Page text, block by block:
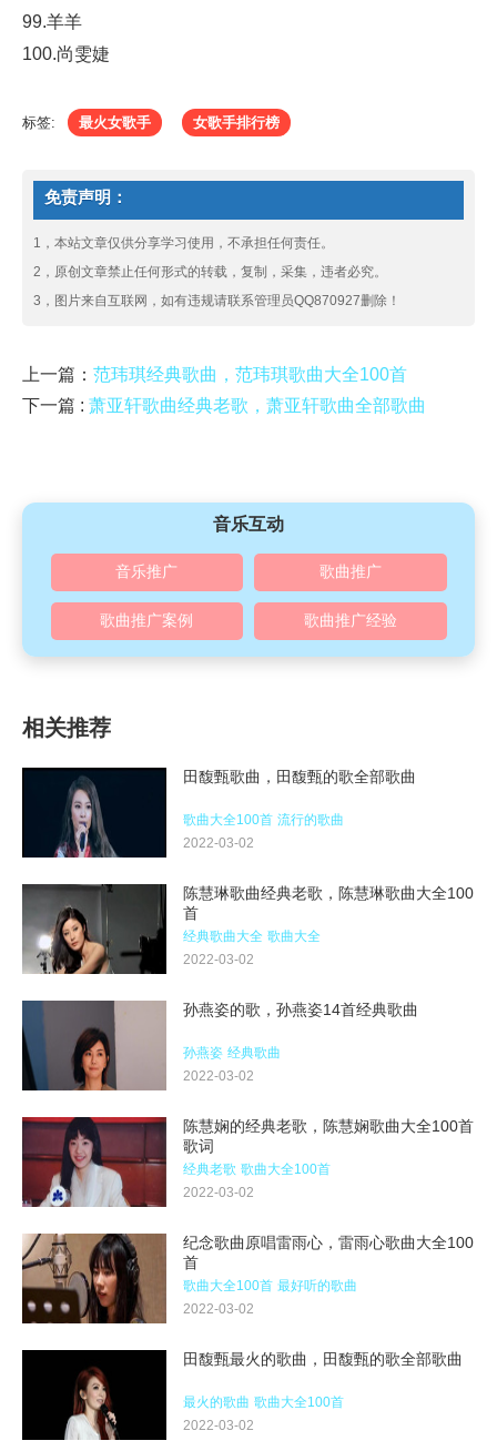
99.羊羊
100.尚雯婕
标签: 最火女歌手 女歌手排行榜
免责声明：
1，本站文章仅供分享学习使用，不承担任何责任。
2，原创文章禁止任何形式的转载，复制，采集，违者必究。
3，图片来自互联网，如有违规请联系管理员QQ870927删除！
上一篇： 范玮琪经典歌曲，范玮琪歌曲大全100首
下一篇 : 萧亚轩歌曲经典老歌，萧亚轩歌曲全部歌曲
音乐互动
音乐推广 歌曲推广
歌曲推广案例 歌曲推广经验
相关推荐
田馥甄歌曲，田馥甄的歌全部歌曲
歌曲大全100首 流行的歌曲
2022-03-02
陈慧琳歌曲经典老歌，陈慧琳歌曲大全100
首
经典歌曲大全 歌曲大全
2022-03-02
孙燕姿的歌，孙燕姿14首经典歌曲
孙燕姿 经典歌曲
2022-03-02
陈慧娴的经典老歌，陈慧娴歌曲大全100首
歌词
经典老歌 歌曲大全100首
2022-03-02
纪念歌曲原唱雷雨心，雷雨心歌曲大全100
首
歌曲大全100首 最好听的歌曲
2022-03-02
田馥甄最火的歌曲，田馥甄的歌全部歌曲
最火的歌曲 歌曲大全100首
2022-03-02